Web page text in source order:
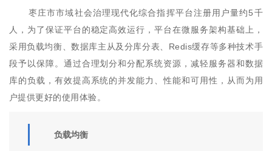
枣庄市市域社会治理现代化综合指挥平台注册用户量约5千
人，为了保证平台的稳定高效运行，平台在微服务架构基础上，
采用负载均衡、数据库主从及分库分表、Redis缓存等多种技术手
段予以保障。通过合理划分和分配系统资源，减轻服务器和数据
库的负载，有效提高系统的并发能力、性能和可用性，从而为用
户提供更好的使用体验。
负载均衡